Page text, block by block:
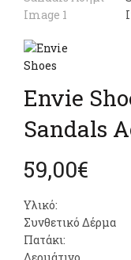
Envie
Sandals
59,00€
Υλικό:
Συνθετικό Δέρμα
Πατάκι: